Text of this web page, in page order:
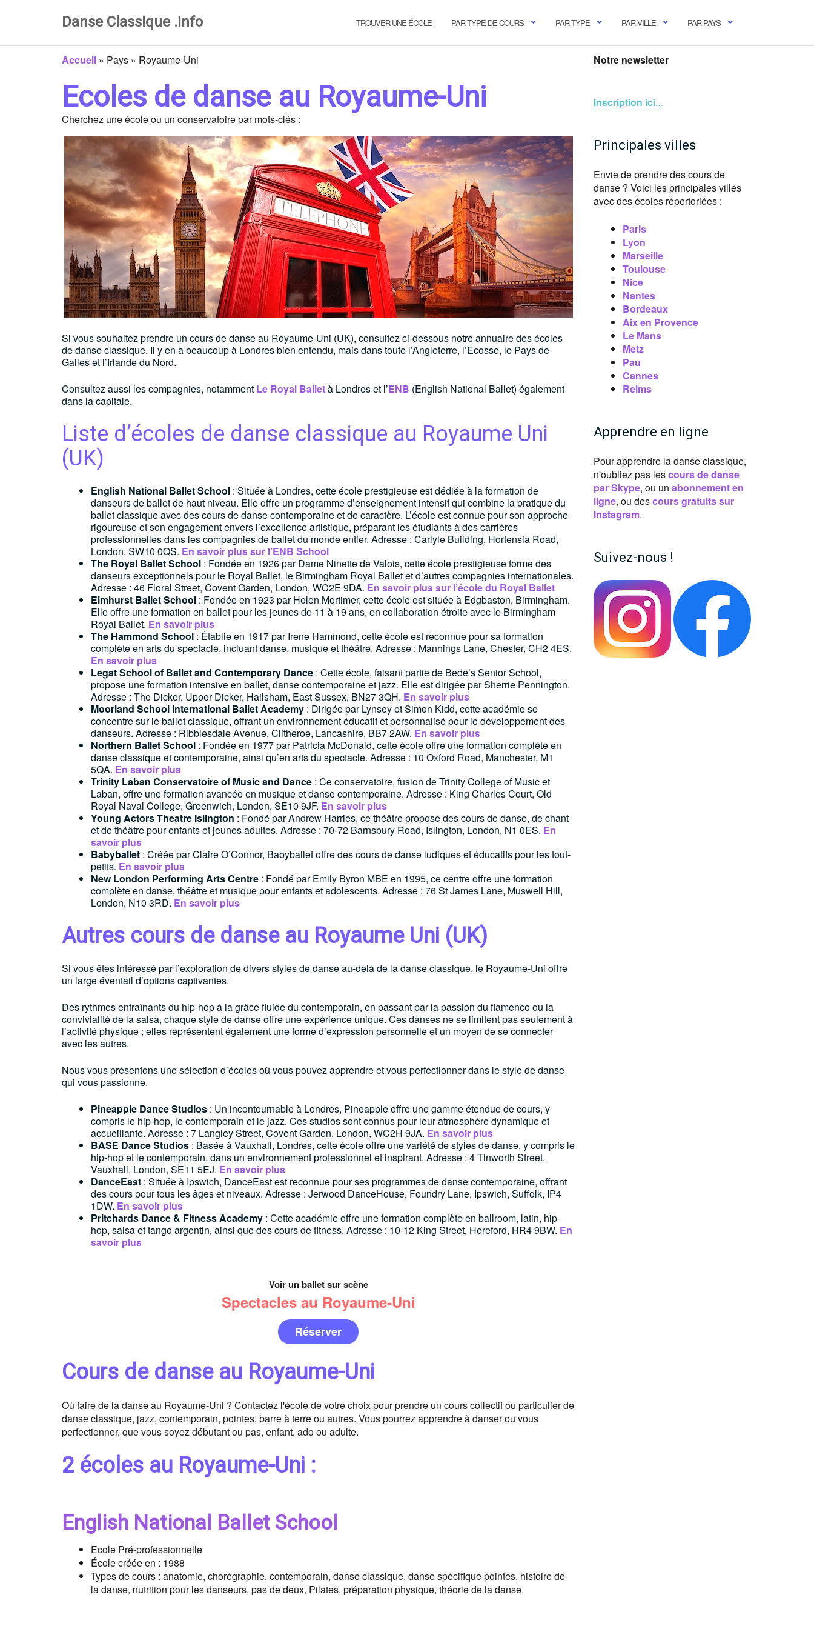
Danse Classique .info TROUVER UNE ÉCOLE PAR TYPE DE COURS PAR TYPE PAR VILLE PAR PAYS
Accueil » Pays » Royaume-Uni
Ecoles de danse au Royaume-Uni
Cherchez une école ou un conservatoire par mots-clés :
Si vous souhaitez prendre un cours de danse au Royaume-Uni (UK), consultez ci-dessous notre annuaire des écoles
de danse classique. Il y en a beaucoup à Londres bien entendu, mais dans toute l’Angleterre, l’Ecosse, le Pays de
Galles et l’Irlande du Nord.
Consultez aussi les compagnies, notamment Le Royal Balletà Londres et l’ENB (English National Ballet) également
dans la capitale.
Liste d’écoles de danse classique au Royaume Uni
(UK)
English National Ballet School : Située à Londres, cette école prestigieuse est dédiée à la formation de
danseurs de ballet de haut niveau. Elle offre un programme d’enseignement intensif qui combine la pratique du
ballet classique avec des cours de danse contemporaine et de caractère. L’école est connue pour son approche
rigoureuse et son engagement envers l’excellence artistique, préparant les étudiants à des carrières
professionnelles dans les compagnies de ballet du monde entier. Adresse : Carlyle Building, Hortensia Road,
London, SW10 0QS. En savoir plus sur l’ENB School
The Royal Ballet School : Fondée en 1926 par Dame Ninette de Valois, cette école prestigieuse forme des
danseurs exceptionnels pour le Royal Ballet, le Birmingham Royal Ballet et d’autres compagnies internationales.
Adresse : 46 Floral Street, Covent Garden, London, WC2E 9DA. En savoir plus sur l’école du Royal Ballet
Elmhurst Ballet School : Fondée en 1923 par Helen Mortimer, cette école est située à Edgbaston, Birmingham.
Elle offre une formation en ballet pour les jeunes de 11 à 19 ans, en collaboration étroite avec le Birmingham
Royal Ballet. En savoir plus
The Hammond School : Établie en 1917 par Irene Hammond, cette école est reconnue pour sa formation
complète en arts du spectacle, incluant danse, musique et théâtre. Adresse : Mannings Lane, Chester, CH2 4ES.
En savoir plus
Legat School of Ballet and Contemporary Dance : Cette école, faisant partie de Bede’s Senior School,
propose une formation intensive en ballet, danse contemporaine et jazz. Elle est dirigée par Sherrie Pennington.
Adresse : The Dicker, Upper Dicker, Hailsham, East Sussex, BN27 3QH. En savoir plus
Moorland School International Ballet Academy : Dirigée par Lynsey et Simon Kidd, cette académie se
concentre sur le ballet classique, offrant un environnement éducatif et personnalisé pour le développement des
danseurs. Adresse : Ribblesdale Avenue, Clitheroe, Lancashire, BB7 2AW. En savoir plus
Northern Ballet School : Fondée en 1977 par Patricia McDonald, cette école offre une formation complète en
danse classique et contemporaine, ainsi qu’en arts du spectacle. Adresse : 10 Oxford Road, Manchester, M1
5QA. En savoir plus
Trinity Laban Conservatoire of Music and Dance : Ce conservatoire, fusion de Trinity College of Music et
Laban, offre une formation avancée en musique et danse contemporaine. Adresse : King Charles Court, Old
Royal Naval College, Greenwich, London, SE10 9JF. En savoir plus
Young Actors Theatre Islington : Fondé par Andrew Harries, ce théâtre propose des cours de danse, de chant
et de théâtre pour enfants et jeunes adultes. Adresse : 70-72 Barnsbury Road, Islington, London, N1 0ES. En
savoir plus
Babyballet : Créée par Claire O’Connor, Babyballet offre des cours de danse ludiques et éducatifs pour les tout-
petits. En savoir plus
New London Performing Arts Centre : Fondé par Emily Byron MBE en 1995, ce centre offre une formation
complète en danse, théâtre et musique pour enfants et adolescents. Adresse : 76 St James Lane, Muswell Hill,
London, N10 3RD. En savoir plus
Autres cours de danse au Royaume Uni (UK)
Si vous êtes intéressé par l’exploration de divers styles de danse au-delà de la danse classique, le Royaume-Uni offre
un large éventail d’options captivantes.
Des rythmes entraînants du hip-hop à la grâce fluide du contemporain, en passant par la passion du flamenco ou la
convivialité de la salsa, chaque style de danse offre une expérience unique. Ces danses ne se limitent pas seulement à
l’activité physique ; elles représentent également une forme d’expression personnelle et un moyen de se connecter
avec les autres.
Nous vous présentons une sélection d’écoles où vous pouvez apprendre et vous perfectionner dans le style de danse
qui vous passionne.
Pineapple Dance Studios : Un incontournable à Londres, Pineapple offre une gamme étendue de cours, y
compris le hip-hop, le contemporain et le jazz. Ces studios sont connus pour leur atmosphère dynamique et
accueillante. Adresse : 7 Langley Street, Covent Garden, London, WC2H 9JA. En savoir plus
BASE Dance Studios : Basée à Vauxhall, Londres, cette école offre une variété de styles de danse, y compris le
hip-hop et le contemporain, dans un environnement professionnel et inspirant. Adresse : 4 Tinworth Street,
Vauxhall, London, SE11 5EJ. En savoir plus
DanceEast : Située à Ipswich, DanceEast est reconnue pour ses programmes de danse contemporaine, offrant
des cours pour tous les âges et niveaux. Adresse : Jerwood DanceHouse, Foundry Lane, Ipswich, Suffolk, IP4
1DW. En savoir plus
Pritchards Dance & Fitness Academy : Cette académie offre une formation complète en ballroom, latin, hip-
hop, salsa et tango argentin, ainsi que des cours de fitness. Adresse : 10-12 King Street, Hereford, HR4 9BW. En
savoir plus
Voir un ballet sur scène
Spectacles au Royaume-Uni
Réserver
Cours de danse au Royaume-Uni
Où faire de la danse au Royaume-Uni ? Contactez l'école de votre choix pour prendre un cours collectif ou particulier de
danse classique, jazz, contemporain, pointes, barre à terre ou autres. Vous pourrez apprendre à danser ou vous
perfectionner, que vous soyez débutant ou pas, enfant, ado ou adulte.
2 écoles au Royaume-Uni :
English National Ballet School
Ecole Pré-professionnelle
École créée en : 1988
Types de cours : anatomie, chorégraphie, contemporain, danse classique, danse spécifique pointes, histoire de
la danse, nutrition pour les danseurs, pas de deux, Pilates, préparation physique, théorie de la danse
Notre newsletter
Inscription ici...
Principales villes
Envie de prendre des cours de
danse ? Voici les principales villes
avec des écoles répertoriées :
Paris
Lyon
Marseille
Toulouse
Nice
Nantes
Bordeaux
Aix en Provence
Le Mans
Metz
Pau
Cannes
Reims
Apprendre en ligne
Pour apprendre la danse classique,
n'oubliez pas lescours de danse
par Skype, ou un abonnement en
ligne, ou descours gratuits sur
Instagram.
Suivez-nous !